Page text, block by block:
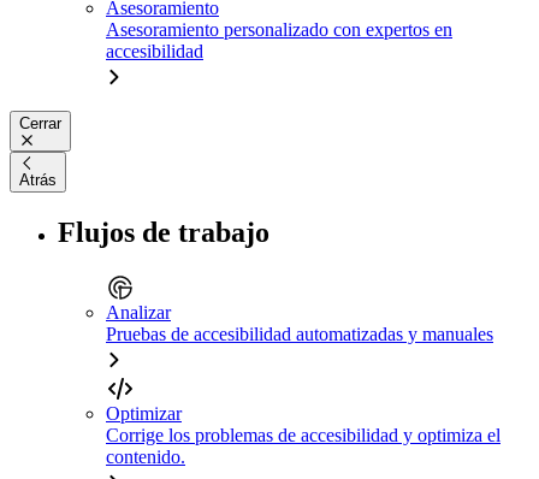
Asesoramiento
Asesoramiento personalizado con expertos en
accesibilidad
Cerrar
Atrás
Flujos de trabajo
Analizar
Pruebas de accesibilidad automatizadas y manuales
Optimizar
Corrige los problemas de accesibilidad y optimiza el
contenido.